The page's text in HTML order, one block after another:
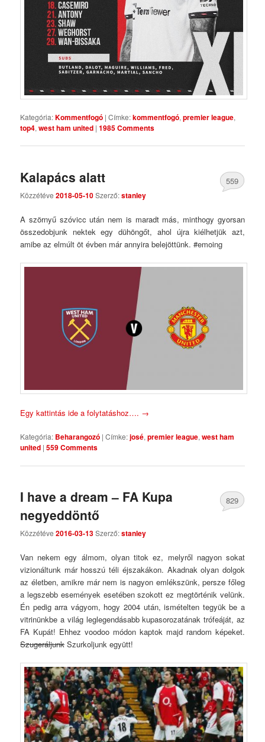
Kategória:Kommentfogó |Címke:kommentfogó,premier league,
top4,west ham united |1985 Comments
Kalapács alatt
Közzétéve2018-05-10Szerző:stanley
559
A szörnyű szóvicc után nem is maradt más, minthogy gyorsan
összedobjunk nektek egy dühöngőt, ahol újra kiélhetjük azt,
amibe az elmúlt öt évben már annyira belejöttünk. #emoing
Egy kattintás ide a folytatáshoz…. →
Kategória: Beharangozó |Címke:josé,premier league,west ham
united |559 Comments
I have a dream – FA Kupa
negyeddöntő
Közzétéve2016-03-13Szerző:stanley
829
Van nekem egy álmom, olyan titok ez, melyről nagyon sokat
vizionáltunk már hosszú téli éjszakákon. Akadnak olyan dolgok
az életben, amikre már nem is nagyon emlékszünk, persze főleg
a legszebb események esetében szokott ez megtörténik velünk.
Én pedig arra vágyom, hogy 2004 után, ismételten tegyük be a
vitrinünkbe a világ leglegendásabb kupasorozatának trófeáját, az
FA Kupát! Ehhez voodoo módon kaptok majd random képeket.
Szugeráljunk Szurkoljunk együtt!